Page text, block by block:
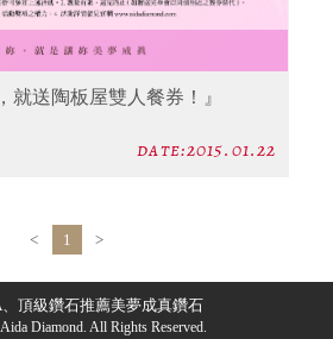
就送陶板屋雙人餐券！』
date:2015.01.22
< 1 >
頂級鑽石推薦美夢成真鑽石
Diamond. All Rights Reserved.